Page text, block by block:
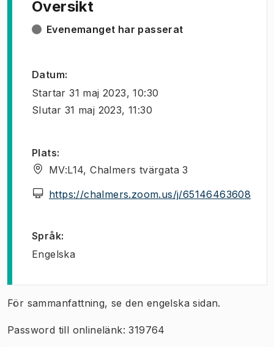
Översikt
Evenemanget har passerat
Datum:
Startar 31 maj 2023, 10:30
Slutar 31 maj 2023, 11:30
Plats:
MV:L14, Chalmers tvärgata 3
https://chalmers.zoom.us/j/65146463608
Språk:
Engelska
För sammanfattning, se den engelska sidan.
Password till onlinelänk: 319764